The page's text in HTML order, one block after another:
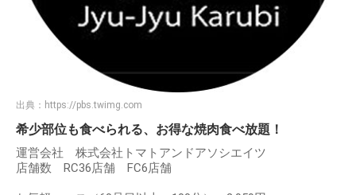
出典： https://pbs.twimg.com
希少部位も食べられる、お得な焼肉食べ放題！
運営会社 株式会社トマトアンドアソシエイツ
店舗数 RC36店舗 FC6店舗